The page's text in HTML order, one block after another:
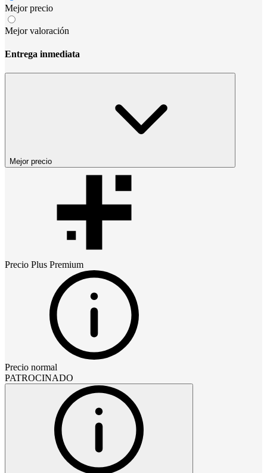
Mejor precio
Mejor valoración
Entrega inmediata
Mejor precio
Precio Plus Premium
Precio normal
PATROCINADO